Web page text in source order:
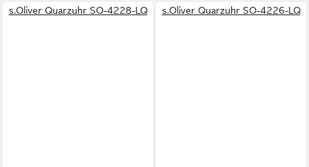
s.Oliver Quarzuhr SO-4228-LQ s.Oliver Quarzuhr SO-4226-LQ